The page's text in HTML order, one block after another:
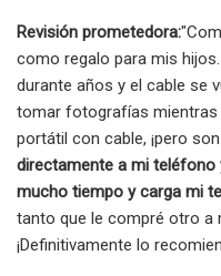
Revisión prometedora:
como regalo para mis
durante años y el cable se
tomar fotografías
portátil con cable, ¡pero
directamente a mi teléfono
mucho tiempo y carga mi
tanto que le compré otro a
¡Definitivamente lo